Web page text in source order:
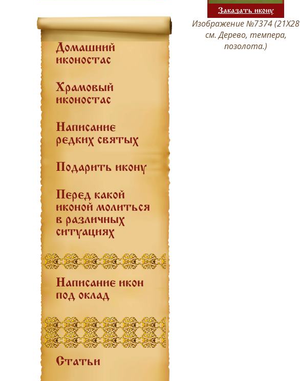
Домашний
иконостас
Храмовый
иконостас
Написание
редких святых
Подарить икону
Перед какой
иконой молиться
в различных
ситуациях
Написание икон
под оклад
Статьи
Заказать икону
Изображение №7374 (21Х28
см. Дерево, темпера,
позолота.)